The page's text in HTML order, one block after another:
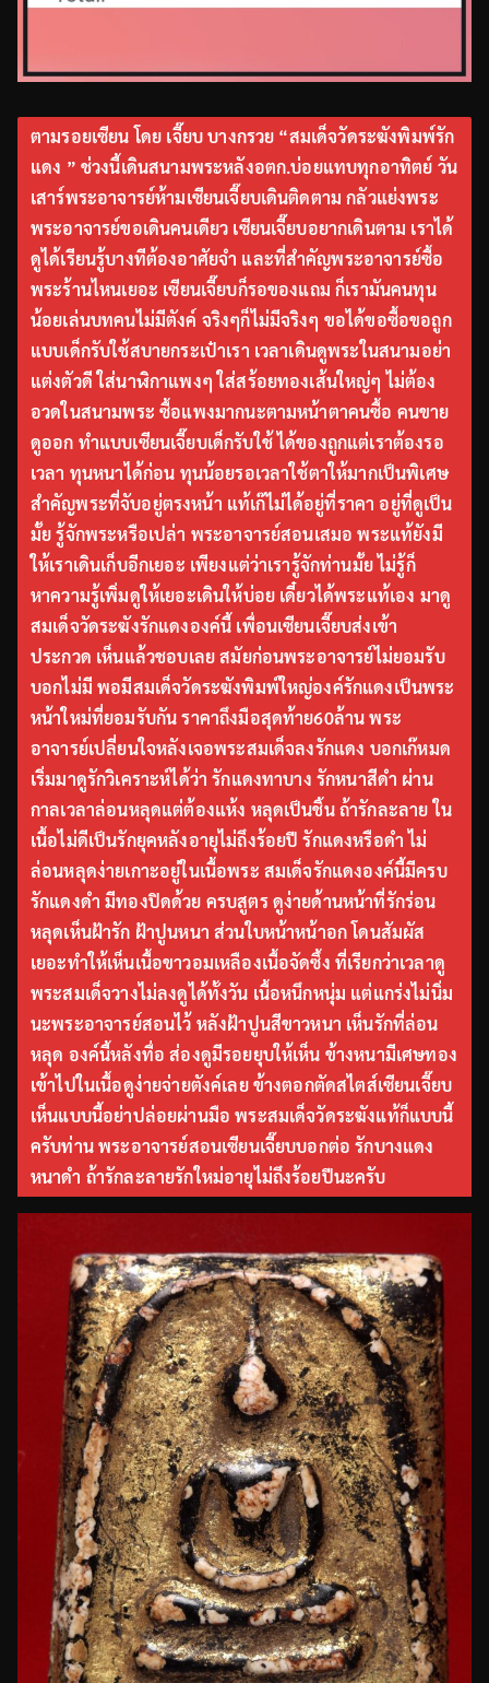
ตามรอยเซียน โดย เจี๊ยบ บางกรวย “สมเด็จวัดระฆังพิมพ์รัก
แดง ” ช่วงนี้เดินสนามพระหลังอตก.บ่อยแทบทุกอาทิตย์ วัน
เสาร์พระอาจารย์ห้ามเซียนเจี๊ยบเดินติดตาม กลัวแย่งพระ
พระอาจารย์ขอเดินคนเดียว เซียนเจี๊ยบอยากเดินตาม เราได้
ดูได้เรียนรู้บางทีต้องอาศัยจำ และที่สำคัญพระอาจารย์ซื้อ
พระร้านไหนเยอะ เซียนเจี๊ยบก็รอของแถม ก็เรามันคนทุน
น้อยเล่นบทคนไม่มีตังค์ จริงๆก็ไม่มีจริงๆ ขอได้ขอซื้อขอถูก
แบบเด็กรับใช้สบายกระเป๋าเรา เวลาเดินดูพระในสนามอย่า
แต่งตัวดี ใส่นาฬิกาแพงๆ ใส่สร้อยทองเส้นใหญ่ๆ ไม่ต้อง
อวดในสนามพระ ซื้อแพงมากนะตามหน้าตาคนซื้อ คนขาย
ดูออก ทำแบบเซียนเจี๊ยบเด็กรับใช้ ได้ของถูกแต่เราต้องรอ
เวลา ทุนหนาได้ก่อน ทุนน้อยรอเวลาใช้ตาให้มากเป็นพิเศษ
สำคัญพระที่จับอยู่ตรงหน้า แท้เก๊ไม่ได้อยู่ที่ราคา อยู่ที่ดูเป็น
มั้ย รู้จักพระหรือเปล่า พระอาจารย์สอนเสมอ พระแท้ยังมี
ให้เราเดินเก็บอีกเยอะ เพียงแต่ว่าเรารู้จักท่านมั้ย ไม่รู้ก็
หาความรู้เพิ่มดูให้เยอะเดินให้บ่อย เดี๋ยวได้พระแท้เอง มาดู
สมเด็จวัดระฆังรักแดงองค์นี้ เพื่อนเซียนเจี๊ยบส่งเข้า
ประกวด เห็นแล้วชอบเลย สมัยก่อนพระอาจารย์ไม่ยอมรับ
บอกไม่มี พอมีสมเด็จวัดระฆังพิมพ์ใหญ่องค์รักแดงเป็นพระ
หน้าใหม่ที่ยอมรับกัน ราคาถึงมือสุดท้าย60ล้าน พระ
อาจารย์เปลี่ยนใจหลังเจอพระสมเด็จลงรักแดง บอกเก๊หมด
เริ่มมาดูรักวิเคราะห์ได้ว่า รักแดงทาบาง รักหนาสีดำ ผ่าน
กาลเวลาล่อนหลุดแต่ต้องแห้ง หลุดเป็นชิ้น ถ้ารักละลาย ใน
เนื้อไม่ดีเป็นรักยุคหลังอายุไม่ถึงร้อยปี รักแดงหรือดำ ไม่
ล่อนหลุดง่ายเกาะอยู่ในเนื้อพระ สมเด็จรักแดงองค์นี้มีครบ
รักแดงดำ มีทองปิดด้วย ครบสูตร ดูง่ายด้านหน้าที่รักร่อน
หลุดเห็นฝ้ารัก ฝ้าปูนหนา ส่วนใบหน้าหน้าอก โดนสัมผัส
เยอะทำให้เห็นเนื้อขาวอมเหลืองเนื้อจัดซึ้ง ที่เรียกว่าเวลาดู
พระสมเด็จวางไม่ลงดูได้ทั้งวัน เนื้อหนึกหนุ่ม แต่แกร่งไม่นิ่ม
นะพระอาจารย์สอนไว้ หลังฝ้าปูนสีขาวหนา เห็นรักที่ล่อน
หลุด องค์นี้หลังทื่อ ส่องดูมีรอยยุบให้เห็น ข้างหนามีเศษทอง
เข้าไปในเนื้อดูง่ายจ่ายตังค์เลย ข้างตอกตัดสไตส์เซียนเจี๊ยบ
เห็นแบบนี้อย่าปล่อยผ่านมือ พระสมเด็จวัดระฆังแท้ก็แบบนี้
ครับท่าน พระอาจารย์สอนเซียนเจี๊ยบบอกต่อ รักบางแดง
หนาดำ ถ้ารักละลายรักใหม่อายุไม่ถึงร้อยปีนะครับ